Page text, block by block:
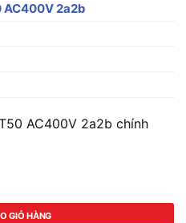
AC400V 2a2b
AC400V 2a2b chính
AC400V 2a2b số lượng
GIỎ HÀNG